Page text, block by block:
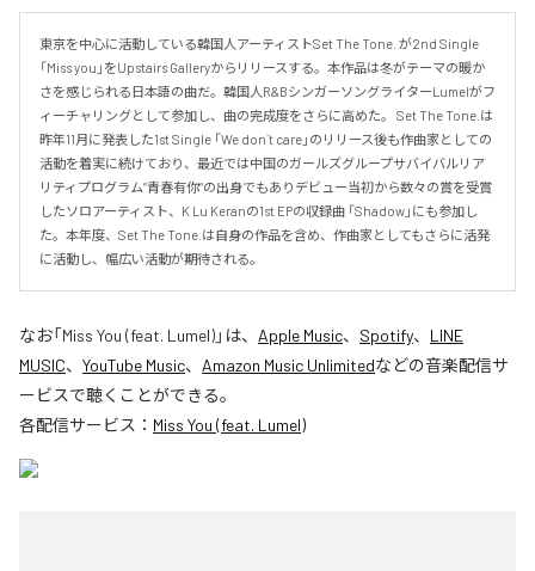
東京を中心に活動している韓国人アーティストSet The Tone. が2nd Single
「Miss you」をUpstairs Galleryからリリースする。本作品は冬がテーマの暖か
さを感じられる日本語の曲だ。韓国人R&BシンガーソングライターLumelがフ
ィーチャリングとして参加し、曲の完成度をさらに高めた。 Set The Tone.は
昨年11月に発表した1st Single 「We don`t care」のリリース後も作曲家としての
活動を着実に続けており、最近では中国のガールズグループサバイバルリア
リティプログラム”青春有你“の出身でもありデビュー当初から数々の賞を受賞
したソロアーティスト、K Lu Keranの1st EPの収録曲 「Shadow」にも参加し
た。本年度、Set The Tone.は自身の作品を含め、作曲家としてもさらに活発
に活動し、幅広い活動が期待される。
なお「Miss You (feat. Lumel)」は、 Apple Music、 Spotify、 LINE
MUSIC、 YouTube Music、 Amazon Music Unlimitedなどの音楽配信サ
ービスで聴くことができる。
各配信サービス： Miss You (feat. Lumel)